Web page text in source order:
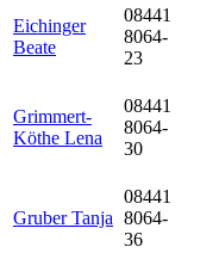
Eichinger
Beate
08441
8064-
23
Grimmert-
Köthe Lena
08441
8064-
30
Gruber Tanja
08441
8064-
36